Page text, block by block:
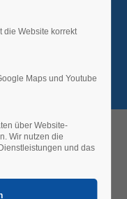
Streckgitter in der
und zuverlässiger
die Website korrekt
Maps und Youtube
über Website-
Wir nutzen die
und das